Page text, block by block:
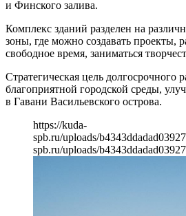
и Финского залива.
Комплекс зданий разделен на
зоны, где можно создавать проекты,
свободное время, заниматься
Стратегическая цель долгосрочного
благоприятной городской среды,
в Гавани Васильевского острова.
https://kuda-
spb.ru/uploads/
spb.ru/uploads/